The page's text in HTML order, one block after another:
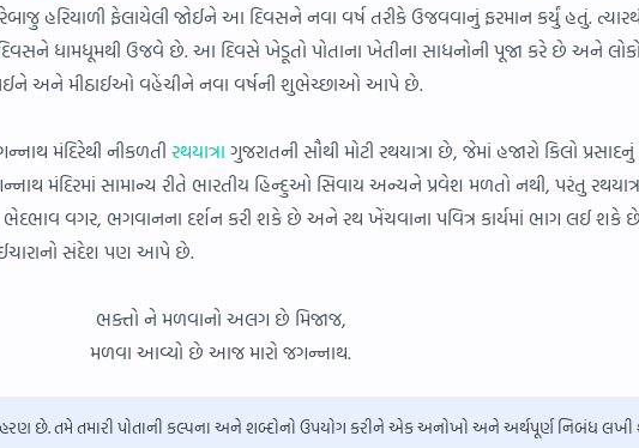
હરિયાળી ફેલાયેલી જોઈને આ દિવસને નવા વર્ષ તરીકે ઉજવવાનું ફરમાન કર્યું હતું.
ધામધૂમથી ઉજવે છે. આ દિવસે ખેડૂતો પોતાના ખેતીના સાધનોની પૂજા કરે છે અને લોકો
લઈને અને મીઠાઈઓ વહેંચીને નવા વર્ષની શુભેચ્છાઓ આપે છે.
મંદિરેથી નીકળતી રથયાત્રા ગુજરાતની સૌથી મોટી રથયાત્રા છે, જેમાં હજારો કિલો પ્રસાદનું
મંદિરમાં સામાન્ય રીતે ભારતીય હિન્દુઓ સિવાય અન્યને પ્રવેશ મળતો નથી, પરંતુ
ભેદભાવ વગર, ભગવાનના દર્શન કરી શકે છે અને રથ ખેંચવાના પવિત્ર કાર્યમાં ભાગ લઈ
સંદેશ પણ આપે છે.
ભક્તો ને મળવાનો અલગ છે મિજાજ,
મળવા આવ્યો છે આજ મારો જગન્નાથ.
છે. તમે તમારી પોતાની કલ્પના અને શબ્દોનો ઉપયોગ કરીને એક અનોખો અને અર્થપૂર્ણ નિબંધ લખી